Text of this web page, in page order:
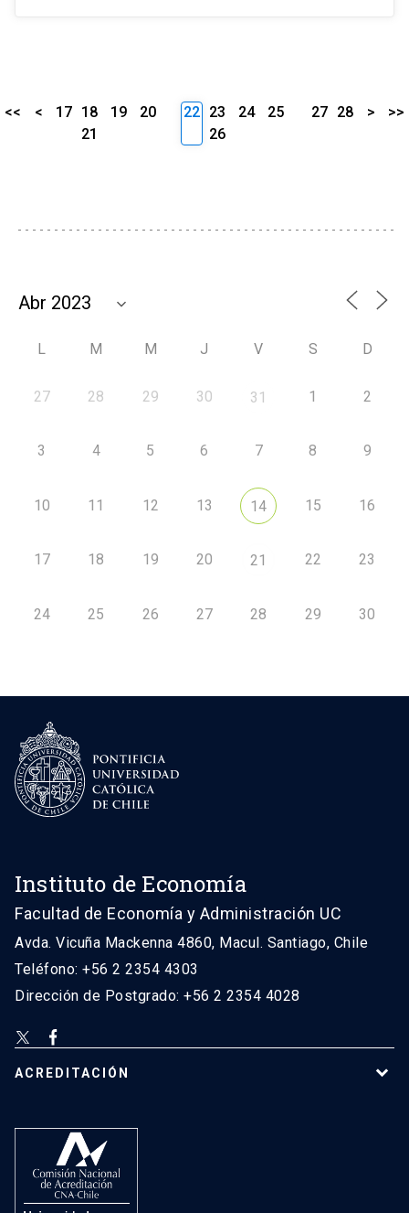
<< < 17 18 19
20
21
22 23 24
25
26
27 28 > >>
L M M J V S D
27 28 29 30 31 1 2
3 4 5 6 7 8 9
10 11 12 13 14 15 16
17 18 19 20 21 22 23
24 25 26 27 28 29 30
Instituto de Economía
Facultad de Economía y Administración UC
Avda. Vicuña Mackenna 4860, Macul. Santiago, Chile
Teléfono: +56 2 2354 4303
Dirección de Postgrado: +56 2 2354 4028
ACREDITACIÓN